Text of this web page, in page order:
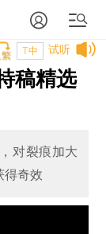
试听
T中
稿精选
对裂痕加大
得奇效